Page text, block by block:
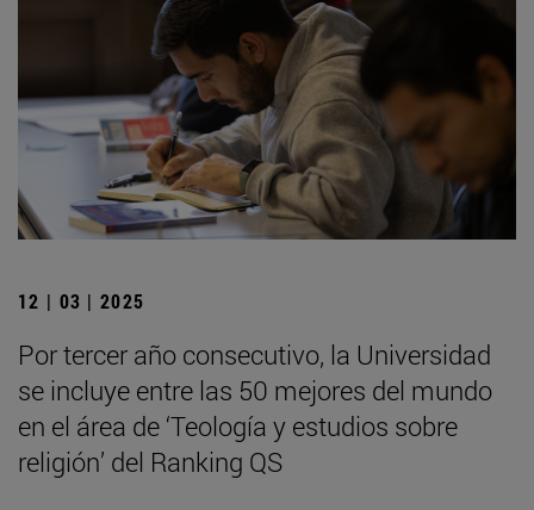
12 | 03 | 2025
Por tercer año consecutivo, la Universidad
se incluye entre las 50 mejores del mundo
en el área de ‘Teología y estudios sobre
religión’ del Ranking QS